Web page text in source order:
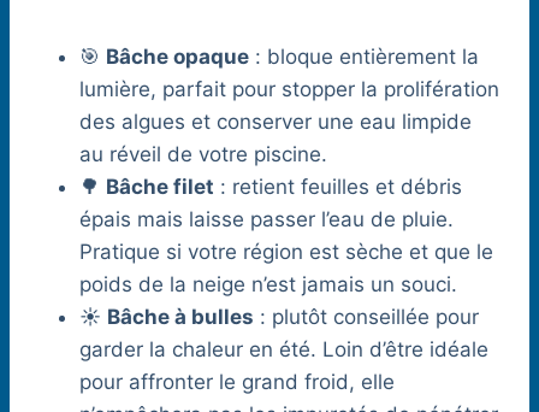
🎯 Bâche opaque : bloque entièrement la
lumière, parfait pour stopper la prolifération
des algues et conserver une eau limpide
au réveil de votre piscine.
🌳 Bâche filet : retient feuilles et débris
épais mais laisse passer l’eau de pluie.
Pratique si votre région est sèche et que le
poids de la neige n’est jamais un souci.
☀️ Bâche à bulles : plutôt conseillée pour
garder la chaleur en été. Loin d’être idéale
pour affronter le grand froid, elle